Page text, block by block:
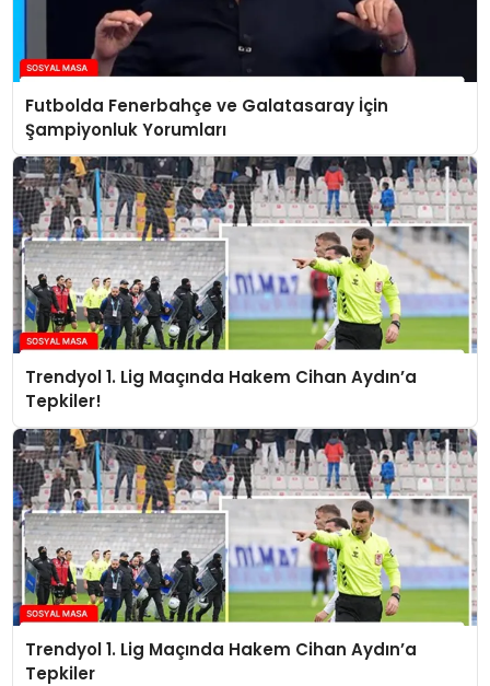
Futbolda Fenerbahçe ve Galatasaray İçin
Şampiyonluk Yorumları
Trendyol 1. Lig Maçında Hakem Cihan Aydın’a
Tepkiler!
Trendyol 1. Lig Maçında Hakem Cihan Aydın’a
Tepkiler